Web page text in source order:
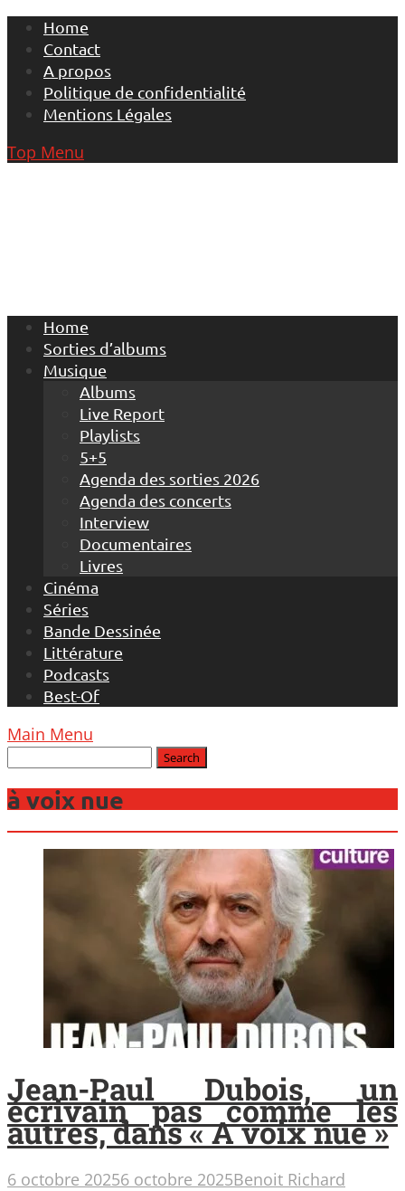
Skip
content
Home
Contact
A propos
Politique de confidentialité
Mentions Légales
Top Menu
Home
Sorties d’albums
Musique
Albums
Live Report
Playlists
5+5
Agenda des sorties 2026
Agenda des concerts
Interview
Documentaires
Livres
Cinéma
Séries
Bande Dessinée
Littérature
Podcasts
Best-Of
Main Menu
à voix nue
Jean-Paul Dubois, un
écrivain pas comme les
autres, dans « A voix nue »
6 octobre 20256 octobre 2025Benoit Richard